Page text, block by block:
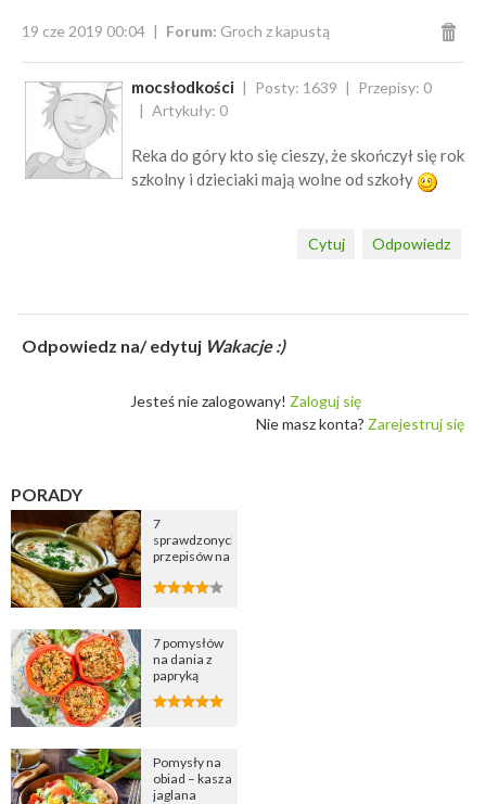
19 cze 2019 00:04 Forum: Groch z kapustą
mocsłodkości Posty: 1639
Przepisy: 0
Artykuły: 0
Reka do góry kto się cieszy, że skończył się rok
szkolny i dzieciaki mają wolne od szkoły
Odpowiedz
Cytuj
Odpowiedz na/ edytuj Wakacje :)
Jesteś nie zalogowany! Zaloguj się
Nie masz konta? Zarejestruj się
PORADY
7
sprawdzonych
przepisów na
cebulową
7 pomysłów
na dania z
papryką
Pomysły na
obiad – kasza
jaglana